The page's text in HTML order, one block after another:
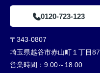
0120-723-123
〒343-0807
埼玉県越谷市赤山町１丁目87
営業時間： 9:00～18:00